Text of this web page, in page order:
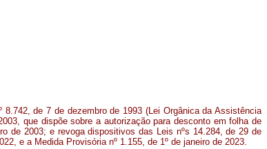
de 7 de dezembro de 1993 (Lei Orgânica da Assistência
que dispõe sobre a autorização para desconto em folha de
de 2003; e revoga dispositivos das Leis nºs 14.284, de 29 de
e a Medida Provisória nº 1.155, de 1º de janeiro de 2023.